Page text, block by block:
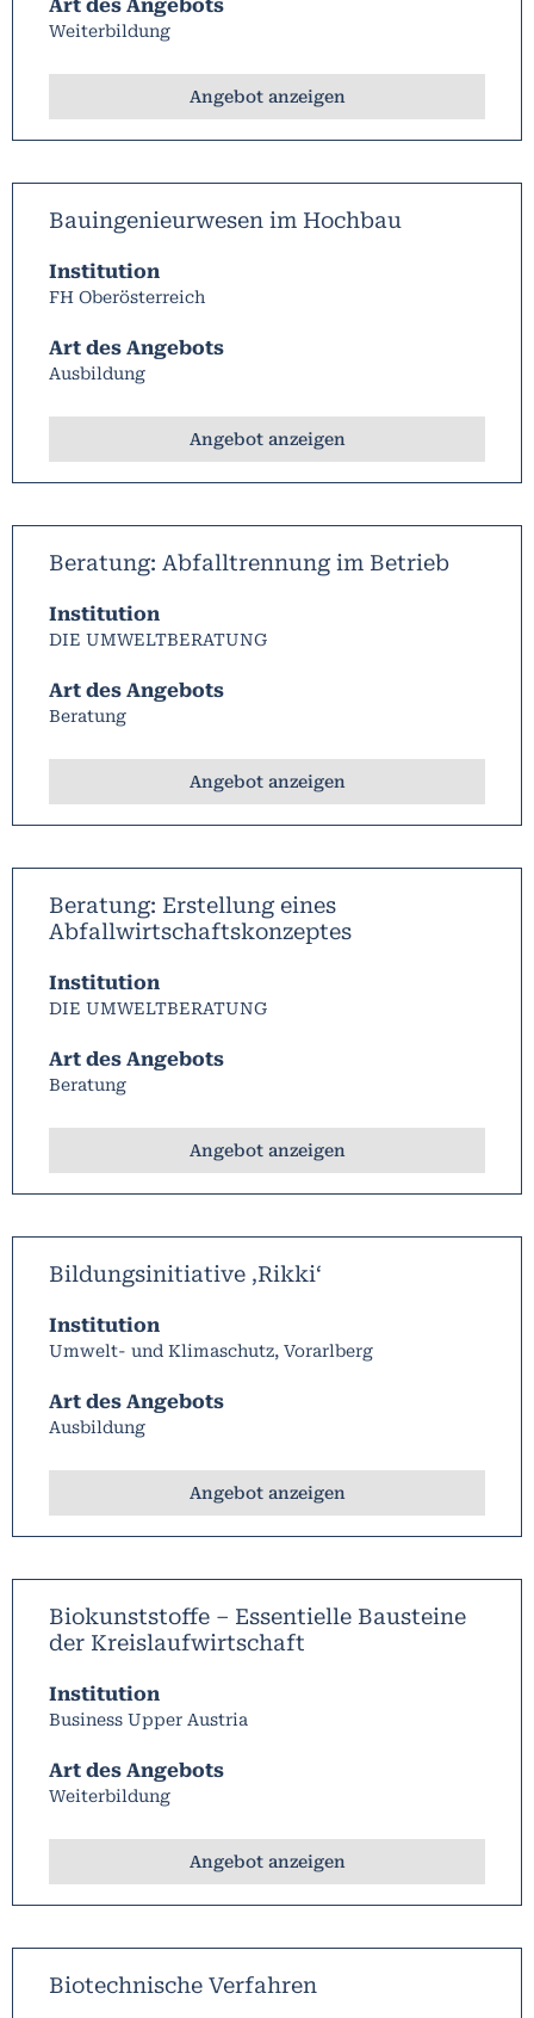
Art des Angebots
Weiterbildung
Angebot anzeigen
Bauingenieurwesen im Hochbau
Institution
FH Oberösterreich
Art des Angebots
Ausbildung
Angebot anzeigen
Beratung: Abfalltrennung im Betrieb
Institution
DIE UMWELTBERATUNG
Art des Angebots
Beratung
Angebot anzeigen
Beratung: Erstellung eines
Abfallwirtschaftskonzeptes
Institution
DIE UMWELTBERATUNG
Art des Angebots
Beratung
Angebot anzeigen
Bildungsinitiative ‚Rikki‘
Institution
Umwelt- und Klimaschutz, Vorarlberg
Art des Angebots
Ausbildung
Angebot anzeigen
Biokunststoffe – Essentielle Bausteine
der Kreislaufwirtschaft
Institution
Business Upper Austria
Art des Angebots
Weiterbildung
Angebot anzeigen
Biotechnische Verfahren